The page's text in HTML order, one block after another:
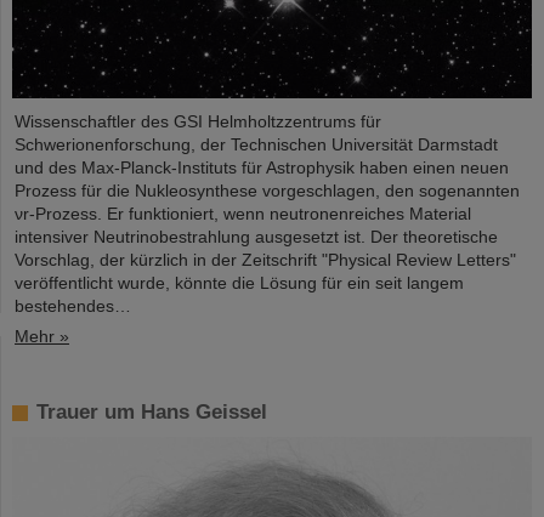
Wissenschaftler des GSI Helmholtzzentrums für
Schwerionenforschung, der Technischen Universität Darmstadt
und des Max-Planck-Instituts für Astrophysik haben einen neuen
Prozess für die Nukleosynthese vorgeschlagen, den sogenannten
νr-Prozess. Er funktioniert, wenn neutronenreiches Material
intensiver Neutrinobestrahlung ausgesetzt ist. Der theoretische
Vorschlag, der kürzlich in der Zeitschrift "Physical Review Letters"
veröffentlicht wurde, könnte die Lösung für ein seit langem
bestehendes…
Mehr »
Trauer um Hans Geissel